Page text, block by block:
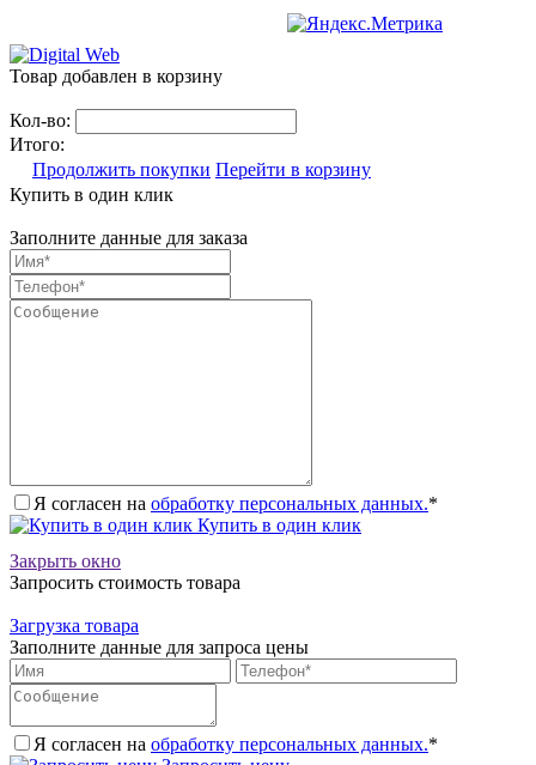
Товар добавлен в корзину
Кол-во:
Итого:
Продолжить покупки Перейти в корзину
Купить в один клик
Заполните данные для заказа
Я согласен на обработку персональных данных.*
Купить в один клик
Закрыть окно
Запросить стоимость товара
Загрузка товара
Заполните данные для запроса цены
Я согласен на обработку персональных данных.*